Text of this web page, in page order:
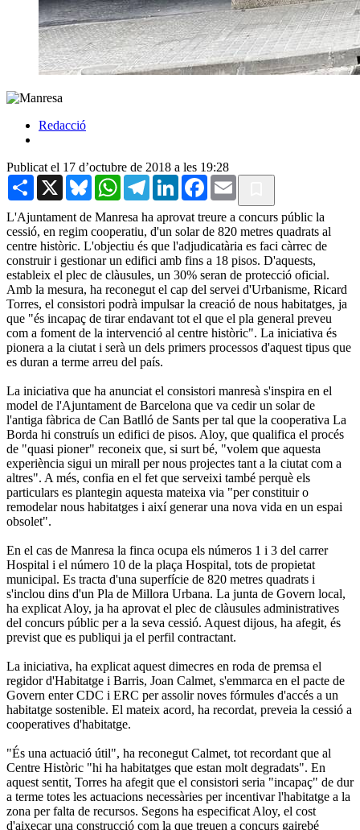
Redacció
Publicat el 17 d’octubre de 2018 a les 19:28
Share X BlueskyWhatsAppTelegramLinkedInFacebook
Email
L'Ajuntament de Manresa ha aprovat treure a concurs públic la
cessió, en regim cooperatiu, d'un solar de 820 metres quadrats al
centre històric. L'objectiu és que l'adjudicatària es faci càrrec de
construir i gestionar un edifici amb fins a 18 pisos. D'aquests,
estableix el plec de clàusules, un 30% seran de protecció oficial.
Amb la mesura, ha reconegut el cap del servei d'Urbanisme, Ricard
Torres, el consistori podrà impulsar la creació de nous habitatges, ja
que "és incapaç de tirar endavant tot el que el pla general preveu
com a foment de la intervenció al centre històric". La iniciativa és
pionera a la ciutat i serà un dels primers processos d'aquest tipus que
es duran a terme arreu del país.
La iniciativa que ha anunciat el consistori manresà s'inspira en el
model de l'Ajuntament de Barcelona que va cedir un solar de
l'antiga fàbrica de Can Batlló de Sants per tal que la cooperativa La
Borda hi construís un edifici de pisos. Aloy, que qualifica el procés
de "quasi pioner" reconeix que, si surt bé, "volem que aquesta
experiència sigui un mirall per nous projectes tant a la ciutat com a
altres". A més, confia en el fet que serveixi també perquè els
particulars es plantegin aquesta mateixa via "per constituir o
remodelar nous habitatges i així generar una nova vida en un espai
obsolet".
En el cas de Manresa la finca ocupa els números 1 i 3 del carrer
Hospital i el número 10 de la plaça Hospital, tots de propietat
municipal. Es tracta d'una superfície de 820 metres quadrats i
s'inclou dins d'un Pla de Millora Urbana. La junta de Govern local,
ha explicat Aloy, ja ha aprovat el plec de clàusules administratives
del concurs públic per a la seva cessió. Aquest dijous, ha afegit, és
previst que es publiqui ja el perfil contractant.
La iniciativa, ha explicat aquest dimecres en roda de premsa el
regidor d'Habitatge i Barris, Joan Calmet, s'emmarca en el pacte de
Govern enter CDC i ERC per assolir noves fórmules d'accés a un
habitatge sostenible. El mateix acord, ha recordat, preveia la cessió a
cooperatives d'habitatge.
"És una actuació útil", ha reconegut Calmet, tot recordant que al
Centre Històric "hi ha habitatges que estan molt degradats". En
aquest sentit, Torres ha afegit que el consistori seria "incapaç" de dur
a terme totes les actuacions necessàries per incentivar l'habitatge a la
zona per falta de recursos. Segons ha especificat Aloy, el cost
d'aixecar una construcció com la que treuen a concurs gairebé